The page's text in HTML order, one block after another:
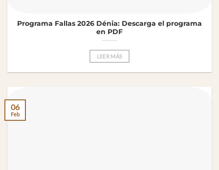
Programa Fallas 2026 Dénia: Descarga el programa
en PDF
LEER MÁS
06
Feb